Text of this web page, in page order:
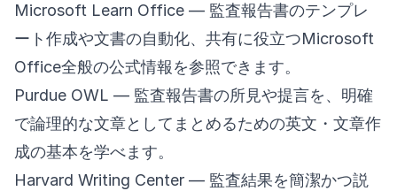
Microsoft Learn Office — 監査報告書のテンプレ
ート作成や文書の自動化、共有に役立つMicrosoft
Office全般の公式情報を参照できます。
Purdue OWL — 監査報告書の所見や提言を、明確
で論理的な文章としてまとめるための英文・文章作
成の基本を学べます。
Harvard Writing Center — 監査結果を簡潔かつ説